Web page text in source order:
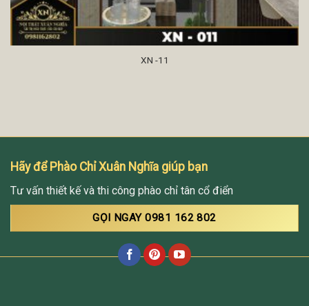
XN -11
Hãy để Phào Chỉ Xuân Nghĩa giúp bạn
Tư vấn thiết kế và thi công phào chỉ tân cổ điển
GỌI NGAY 0981 162 802